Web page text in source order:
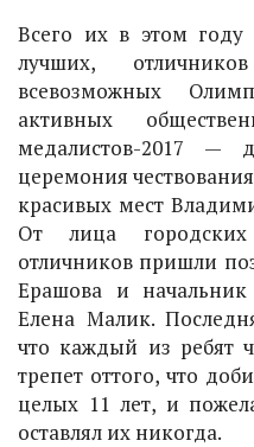
Всего их в этом
лучших,
всевозможных
активных
медалистов-2017 —
церемония
красивых мест
От лица городских
отличников пришли
Ерашова и начальник
Елена Малик.
что каждый из ребят
трепет оттого, что
целых 11 лет, и
оставлял их никогда.